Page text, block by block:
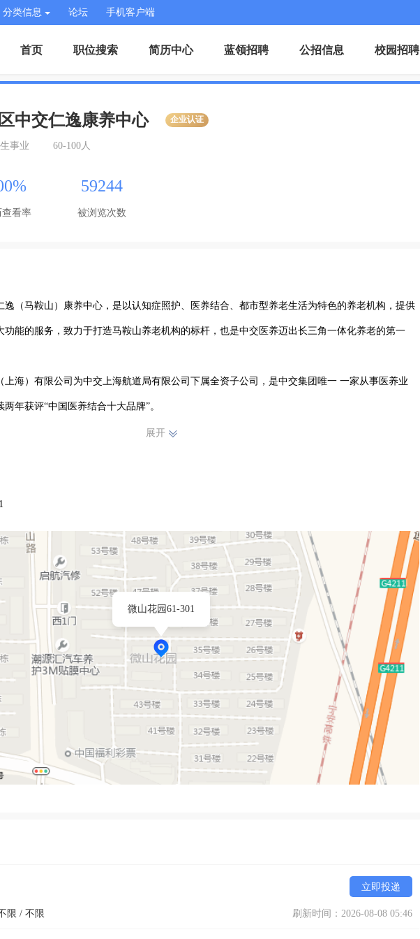
分类信息 论坛 手机客户端
首页 职位搜索 简历中心 蓝领招聘 公招信息 校园招聘
中交仁逸康养中心 企业认证
事业 60-100人
查看率
59244
被浏览次数
（马鞍山）康养中心，是以认知症照护、医养结合、都市型养老生活为特色的养老机构，提供
功能的服务，致力于打造马鞍山养老机构的标杆，也是中交医养迈出长三角一体化养老的第一
年获评“中国医养结合十大品牌”。
年，总资产411亿，主要从事港航、市政、水利、公路、房建“五大业务”和医养、建筑工业化“两
展开
微山花园61-301
立即投递
限 / 不限 刷新时间：2026-08-08 05:46